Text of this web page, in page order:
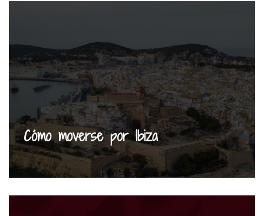
Cómo moverse por Ibiza